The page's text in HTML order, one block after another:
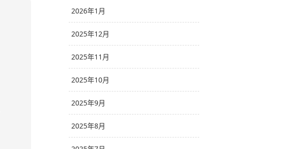
2026年1月
2025年12月
2025年11月
2025年10月
2025年9月
2025年8月